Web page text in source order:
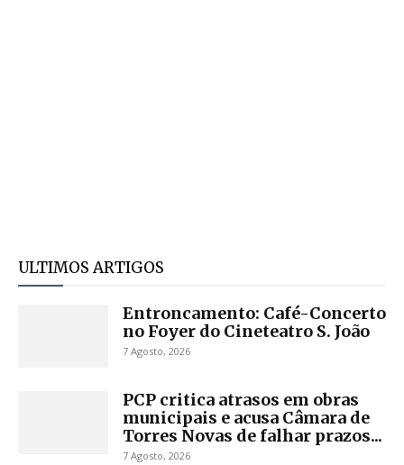
ULTIMOS ARTIGOS
Entroncamento: Café-Concerto
no Foyer do Cineteatro S. João
7 Agosto, 2026
PCP critica atrasos em obras
municipais e acusa Câmara de
Torres Novas de falhar prazos...
7 Agosto, 2026